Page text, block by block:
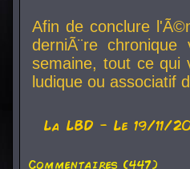
Afin de conclure
derniÃ¨re
semaine, tout ce qui
ludique ou associatif
La LBD - Le 19/11/
Commentaires (447)